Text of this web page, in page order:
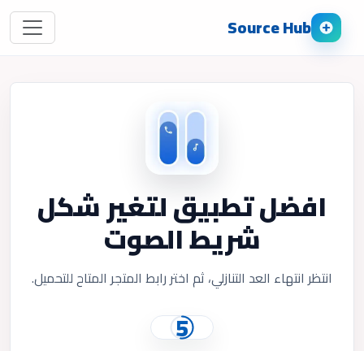
Source Hub
افضل تطبيق لتغير شكل
شريط الصوت
انتظر انتهاء العد التنازلي، ثم اختر رابط المتجر المتاح للتحميل.
5